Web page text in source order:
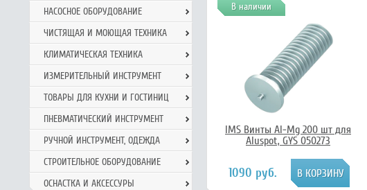
В наличии
IMS Винты Al-Mg 200 шт для
Aluspot, GYS 050273
1090 руб.
НАСОСНОЕ ОБОРУДОВАНИЕ
ЧИСТЯЩАЯ И МОЮЩАЯ ТЕХНИКА
КЛИМАТИЧЕСКАЯ ТЕХНИКА
ИЗМЕРИТЕЛЬНЫЙ ИНСТРУМЕНТ
ТОВАРЫ ДЛЯ КУХНИ И ГОСТИНИЦ
ПНЕВМАТИЧЕСКИЙ ИНСТРУМЕНТ
РУЧНОЙ ИНCТРУМЕНТ, ОДЕЖДА
СТРОИТЕЛЬНОЕ ОБОРУДОВАНИЕ
ОСНАСТКА И АКСЕССУРЫ